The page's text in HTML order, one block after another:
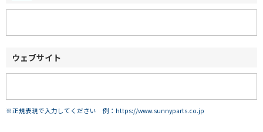
ウェブサイト
※正規表現で入力してください 例：https://www.sunnyparts.co.jp